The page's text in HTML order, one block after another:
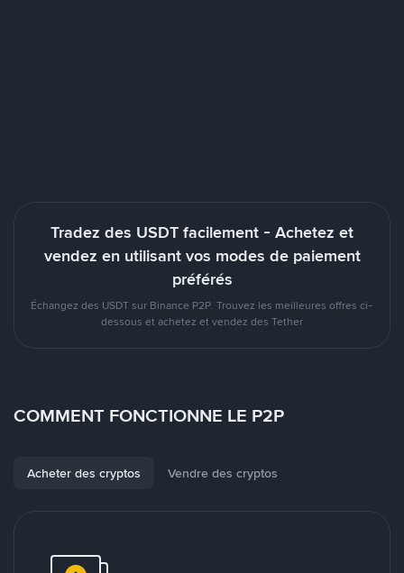
Tradez des USDT facilement - Achetez et
vendez en utilisant vos modes de paiement
préférés
Échangez des USDT sur Binance P2P. Trouvez les meilleures offres ci-
dessous et achetez et vendez des Tether
COMMENT FONCTIONNE LE P2P
Acheter des cryptos Vendre des cryptos